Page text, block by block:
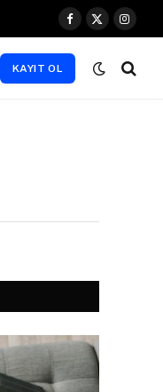
Facebook
X
KAYIT OL